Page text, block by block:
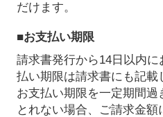
だけます。
■お支払い期限
請求書発行から14日以内
払い期限は請求書にも記載
お支払い期限を一定期間
とれない場合、ご請求金額